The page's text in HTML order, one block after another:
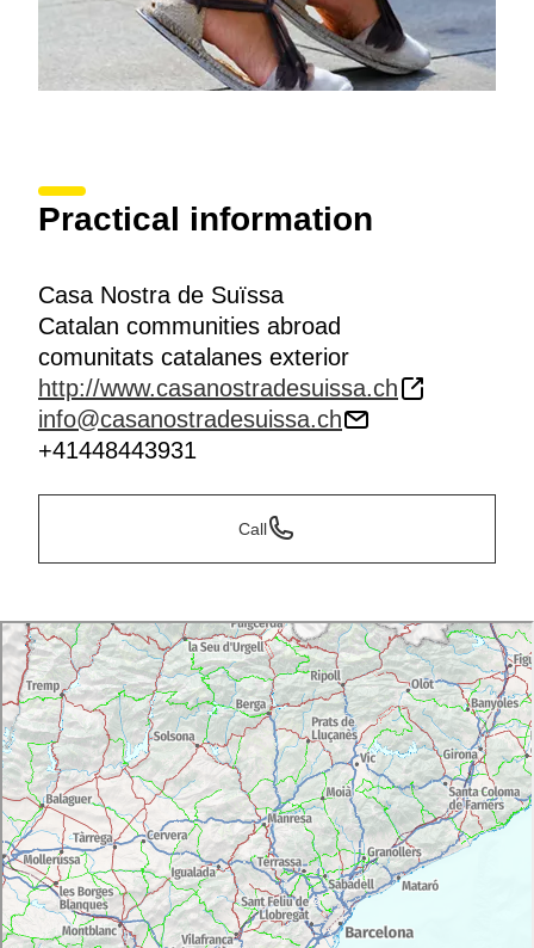
Practical information
Casa Nostra de Suïssa
Catalan communities abroad
comunitats catalanes exterior
http://www.casanostradesuissa.ch
info@casanostradesuissa.ch
+41448443931
Call